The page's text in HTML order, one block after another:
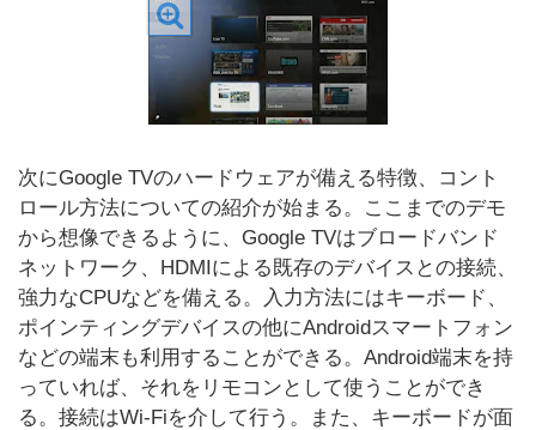
次にGoogle TVのハードウェアが備える特徴、コント
ロール方法についての紹介が始まる。ここまでのデモ
から想像できるように、Google TVはブロードバンド
ネットワーク、HDMIによる既存のデバイスとの接続、
強力なCPUなどを備える。入力方法にはキーボード、
ポインティングデバイスの他にAndroidスマートフォン
などの端末も利用することができる。Android端末を持
っていれば、それをリモコンとして使うことができ
る。接続はWi-Fiを介して行う。また、キーボードが面